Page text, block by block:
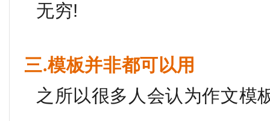
无穷!
三.模板并非都可以用
之所以很多人会认为作文模